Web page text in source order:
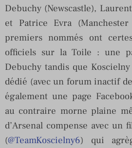
Debuchy (Newscastle),
et Patrice Evra
premiers nommés ont
officiels sur la Toile : une
Debuchy tandis que
dédié (avec un forum inactif
également une page
au contraire morne plaine
d’Arsenal compense avec un
(@TeamKoscielny6) qui